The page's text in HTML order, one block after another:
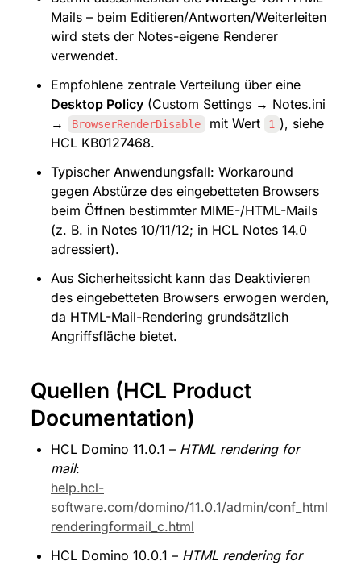
Mails – beim Editieren/Antworten/Weiterleiten
wird stets der Notes-eigene Renderer
verwendet.
Desktop Policy (Custom Settings → Notes.ini
→
BrowserRenderDisable mit Wert 1 ), siehe
HCL KB0127468.
Typischer Anwendungsfall: Workaround
gegen Abstürze des eingebetteten Browsers
beim Öffnen bestimmter MIME-/HTML-Mails
(z. B. in Notes 10/11/12; in HCL Notes 14.0
adressiert).
Aus Sicherheitssicht kann das Deaktivieren
des eingebetteten Browsers erwogen werden,
da HTML-Mail-Rendering grundsätzlich
Angriffsfläche bietet.
Quellen (HCL Product
Documentation)
HCL Domino 11.0.1 – HTML rendering for
mail:
help.hcl-
software.com/domino/11.0.1/admin/conf_html
renderingformail_c.html
HCL Domino 10.0.1 – HTML rendering for